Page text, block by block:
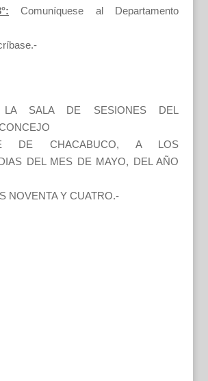
Comuníquese al Departamento
SALA DE SESIONES DEL
DE CHACABUCO, A LOS
DEL MES DE MAYO, DEL AÑO
NOVENTA Y CUATRO.-